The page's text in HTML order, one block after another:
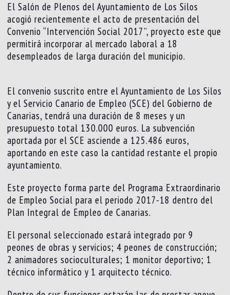
El Salón de Plenos del Ayuntamiento de Los Silos
acogió recientemente el acto de presentación del
Convenio “Intervención Social 2017”, proyecto este que
permitirá incorporar al mercado laboral a 18
desempleados de larga duración del municipio.
El convenio suscrito entre el Ayuntamiento de Los Silos
y el Servicio Canario de Empleo (SCE) del Gobierno de
Canarias, tendrá una duración de 8 meses y un
presupuesto total 130.000 euros. La subvención
aportada por el SCE asciende a 125.486 euros,
aportando en este caso la cantidad restante el propio
ayuntamiento.
Este proyecto forma parte del Programa Extraordinario
de Empleo Social para el periodo 2017-18 dentro del
Plan Integral de Empleo de Canarias.
El personal seleccionado estará integrado por 9
peones de obras y servicios; 4 peones de construcción;
2 animadores socioculturales; 1 monitor deportivo; 1
técnico informático y 1 arquitecto técnico.